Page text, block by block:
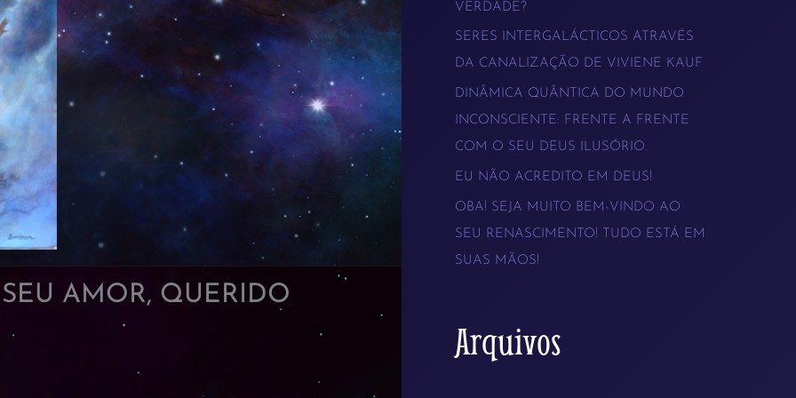
AMOR, QUERIDO
a
r
p
o
r
:
VERDADE?
SERES INTERGALÁCTICOS ATRAVÉS
DA CANALIZAÇÃO DE VIVIENE KAUF
DINÂMICA QUÂNTICA DO MUNDO
INCONSCIENTE: FRENTE A FRENTE
COM O SEU DEUS ILUSÓRIO.
EU NÃO ACREDITO EM DEUS!
OBA! SEJA MUITO BEM-VINDO AO
SEU RENASCIMENTO! TUDO ESTÁ EM
SUAS MÃOS!
Arquivos